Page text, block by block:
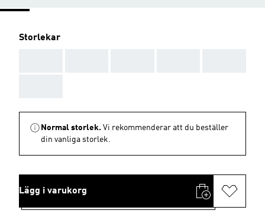
Storlekar
Normal storlek. Vi rekommenderar att du beställer
din vanliga storlek.
Lägg i varukorg